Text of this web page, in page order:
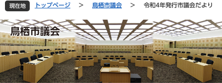
文
現在地 トップページ > 鳥栖市議会 > 令和4年発行市議会だより